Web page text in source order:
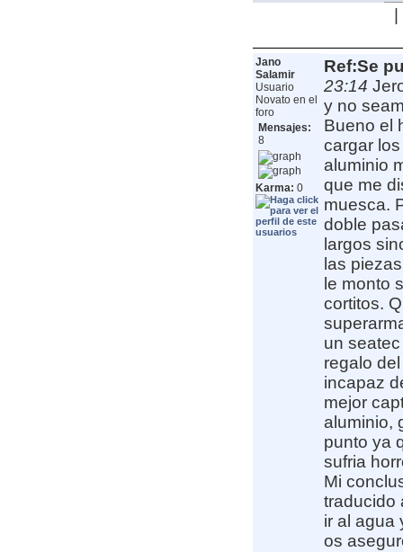
Jano
Salamir
Usuario
Novato en el
foro
Mensajes:
8
Karma: 0
Ref:Se
23:14
y no
Bueno el
cargar
aluminio
que me
muesca.
doble
largos
las
le monto
cortitos.
un
regalo
incapaz
mejor
aluminio,
punto ya
sufria
Mi
traducido
ir al agua
os